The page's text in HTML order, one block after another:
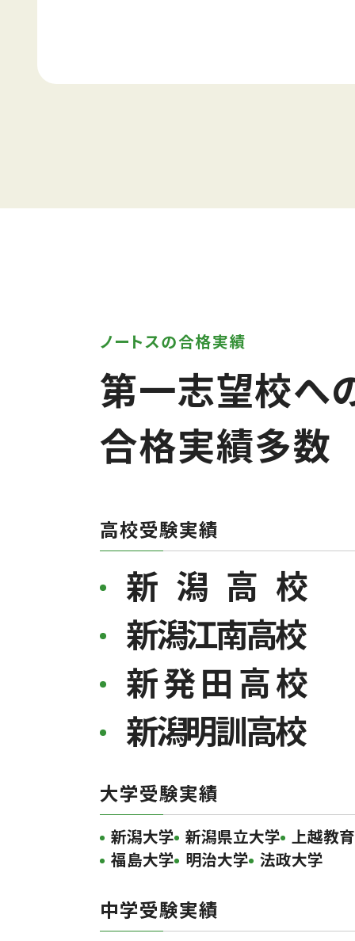
ノートスの合格実績
第一志望校へ
合格実績多数
高校受験実績
新潟高校
新潟江南高校
新発田高校
新潟明訓高校
大学受験実績
新潟大学 新潟県立大学 上越教
福島大学 明治大学 法政大学
中学受験実績